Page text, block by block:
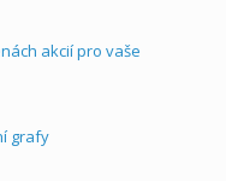
akcií pro vaše
grafy